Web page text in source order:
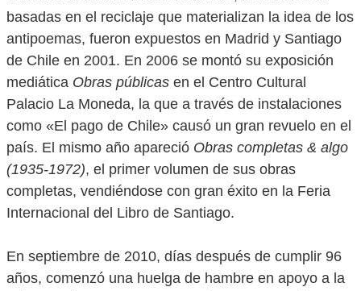
basadas en el reciclaje que materializan la idea de los
antipoemas, fueron expuestos en Madrid y Santiago
de Chile en 2001. En 2006 se montó su exposición
mediática Obras públicas en el Centro Cultural
Palacio La Moneda, la que a través de instalaciones
como «El pago de Chile» causó un gran revuelo en el
país. El mismo año apareció Obras completas & algo
(1935-1972), el primer volumen de sus obras
completas, vendiéndose con gran éxito en la Feria
Internacional del Libro de Santiago.
En septiembre de 2010, días después de cumplir 96
años, comenzó una huelga de hambre en apoyo a la